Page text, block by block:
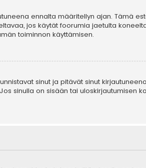
ennalta määritellyn ajan. Tämä
jos käytät foorumia jaetulta
toiminnon käyttämisen.
sinut ja pitävät sinut
sinulla on sisään tai uloskirjautumisen